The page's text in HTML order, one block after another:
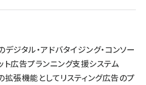
ジタル・アドバタイジング・コンソー
ト広告プランニング支援システム
拡張機能としてリスティング広告のプ